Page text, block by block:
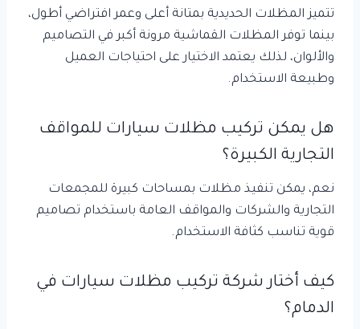
تتميز المظلات الحديدية بمتانة أعلى وعمر افتراضي أطول،
بينما توفر المظلات القماشية مرونة أكبر في التصاميم
والألوان، لذلك يعتمد الاختيار على احتياجات العميل
وطبيعة الاستخدام.
هل يمكن تركيب مظلات سيارات للمواقف
التجارية الكبيرة؟
نعم، يمكن تنفيذ مظلات بمساحات كبيرة للمجمعات
التجارية والشركات والمواقف العامة باستخدام تصاميم
قوية تناسب كثافة الاستخدام.
كيف أختار شركة تركيب مظلات سيارات في
الدمام؟